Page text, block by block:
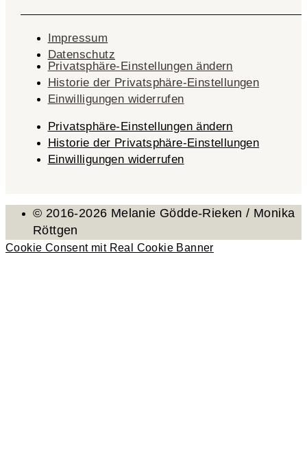
Impressum
Datenschutz
Privatsphäre-Einstellungen ändern
Historie der Privatsphäre-Einstellungen
Einwilligungen widerrufen
Privatsphäre-Einstellungen ändern
Historie der Privatsphäre-Einstellungen
Einwilligungen widerrufen
© 2016-2026 Melanie Gödde-Rieken / Monika
Röttgen
Cookie Consent mit Real Cookie Banner